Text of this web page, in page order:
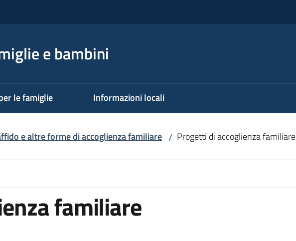
e bambini
le famiglie Informazioni locali
e altre forme di accoglienza familiare / Progetti di accoglienza familiare
familiare